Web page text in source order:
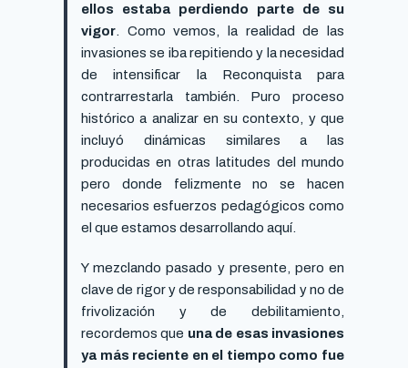
ellos estaba perdiendo parte de su
vigor . Como vemos, la realidad de las
invasiones se iba repitiendo y la necesidad
de intensificar la Reconquista para
contrarrestarla también. Puro proceso
histórico a analizar en su contexto, y que
incluyó dinámicas similares a las
producidas en otras latitudes del mundo
pero donde felizmente no se hacen
necesarios esfuerzos pedagógicos como
el que estamos desarrollando aquí.
Y mezclando pasado y presente, pero en
clave de rigor y de responsabilidad y no de
frivolización y de debilitamiento,
recordemos que una de esas invasiones
ya más reciente en el tiempo como fue